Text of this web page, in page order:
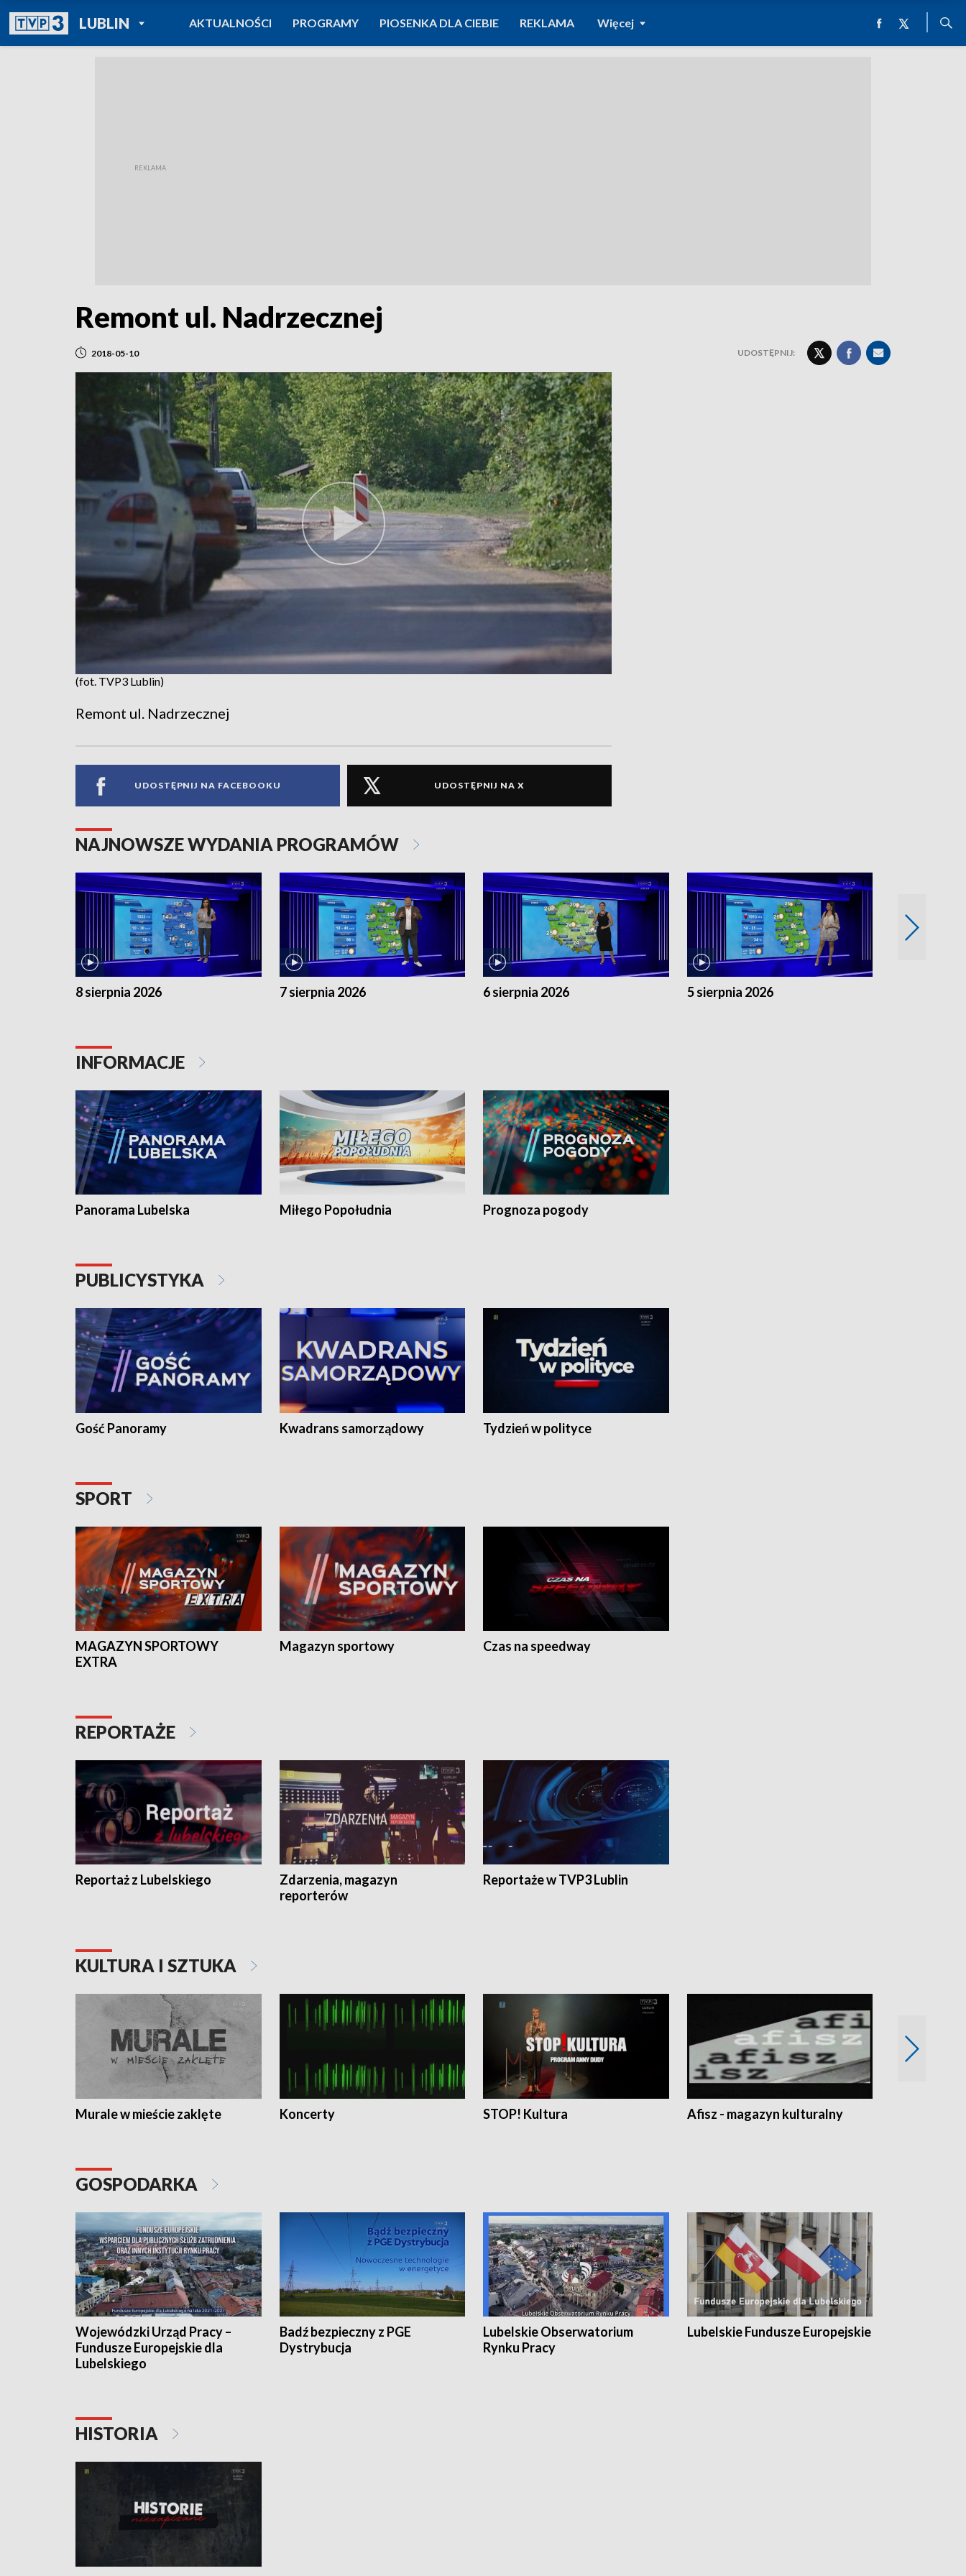
LUBLINPOWRÓT DO
TVP REGIONY
AKTUALNOŚCI PROGRAMY PIOSENKA DLA CIEBIE REKLAMA Więcej
Remont ul. Nadrzecznej
2018-05-10 UDOSTĘPNIJ:
(fot. TVP3 Lublin)
Remont ul. Nadrzecznej
UDOSTĘPNIJ NA FACEBOOKU UDOSTĘPNIJ NA X
NAJNOWSZE WYDANIA PROGRAMÓW
8 sierpnia 2026 7 sierpnia 2026 6 sierpnia 2026 5 sierpnia 2026
INFORMACJE
Panorama Lubelska Miłego Popołudnia Prognoza pogody
PUBLICYSTYKA
Gość Panoramy Kwadrans samorządowy Tydzień w polityce
SPORT
MAGAZYN SPORTOWY
EXTRA
Magazyn sportowy Czas na speedway
REPORTAŻE
Reportaż z Lubelskiego
Zdarzenia, magazyn
reporterów
Reportaże w TVP3 Lublin
KULTURA I SZTUKA
Murale w mieście zaklęte Koncerty STOP! Kultura Afisz - magazyn kulturalny
GOSPODARKA
Wojewódzki Urząd Pracy –
Fundusze Europejskie dla
Lubelskiego
Badź bezpieczny z PGE
Dystrybucja
Lubelskie Obserwatorium
Rynku Pracy
Lubelskie Fundusze Europejskie
HISTORIA